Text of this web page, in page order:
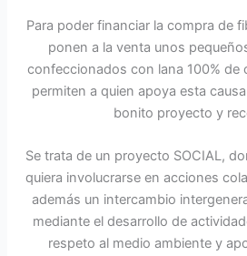
Para poder financiar la compra de
ponen a la venta unos
confeccionados con lana 100% de
permiten a quien apoya esta
bonito proyecto y
Se trata de un proyecto SOCIAL,
quiera involucrarse en acciones
además un intercambio
mediante el desarrollo de
respeto al medio ambiente y